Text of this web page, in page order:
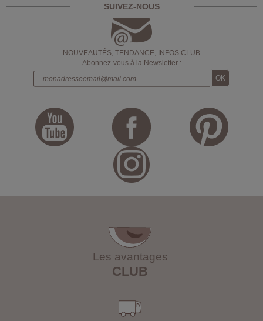
SUIVEZ-NOUS
NOUVEAUTÉS, TENDANCE, INFOS CLUB
Abonnez-vous à la Newsletter :
Les avantages
CLUB